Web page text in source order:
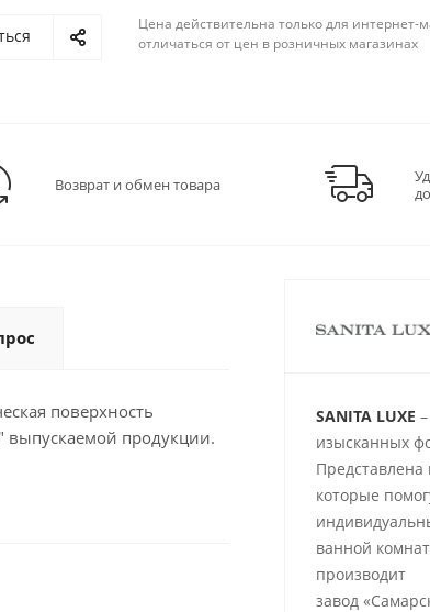
Цена действительна только для интернет-
отличаться от цен в розничных магазинах
Возврат и обмен товара
поверхность
выпускаемой продукции.
SANITA LUXE
изысканных
Представлена
которые
ванной
производит
завод